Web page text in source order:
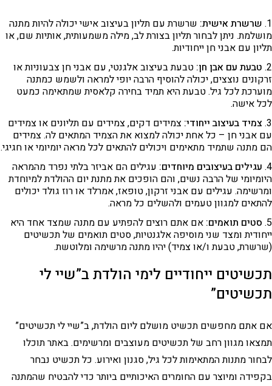
שרשרת אישית: שרשרת עם תליון בעיצוב אישי יכולה להיות מתנה
מושלמת. ניתן לבחור תליון בצורת לב, מילה משמעותית, אותיות שם, או
תליון עם אבני חן ייחודיות.
טבעת עם אבן חן: טבעת בעיצוב אלגנטי, עם אבני חן צבעוניות או
זרקונים נוצצים, יכולה להוסיף הרבה יופי למראה ולשמש כמתנה
מוערכת לכל גיל. טבעת היא תמיד בחירה קלאסית שמתאימה כמעט
לכל אישה.
צמיד בעיצוב ייחודי: צמידים דקים, צמידים עם תליונים או צמידים
עם אבני חן – כל אחת יכולה למצוא את הצמיד המתאים לה. צמידים
הם מתנה שתמיד מתאימים ויכולים להתאים לכל מראה יומיומי או חגיגי.
עגילים בעיצובים מיוחדים: עגילים הם אביזר בלתי נפרד מהמראה
היומיומי של הרבה נשים, והם הופכים את מתנת יום ההולדת למיוחדת
ומרשימה. עגילים עם אבני זרקון, טופאז, אמרלד או רוז גולד יכולים
להתאים למגוון טעמים ולהשלים כל מראה.
סטים תואמים: אם אתם רוצים להפתיע עם מתנה שמצד אחד היא
ייחודית ומצד שני מוסיפה אלגנטיות, סטים תואמים של תכשיטים
(שרשרת, טבעת ו/או צמיד) יהיו מתנה מרשימה ומלוטשת.
תכשיטים ייחודיים לימי הולדת ב”שיי לי
תכשיטים”
אם אתם מחפשים תכשיט מושלם ליום הולדת, ב”שיי לי תכשיטים”
תמצאו מגוון רחב של תכשיטים מעוצבים ומרשימים. באתר תוכלו
לבחור מתנות המתאימות לכל גיל, סגנון ואירוע. כל תכשיט נבחר
בקפידה ומיוצר עם החומרים האיכותיים ביותר כדי להבטיח שהמתנה